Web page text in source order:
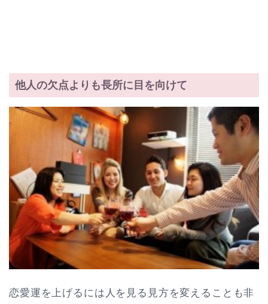
他人の欠点よりも長所に目を向けて
恋愛運を上げるには人を見る見方を変えることも非